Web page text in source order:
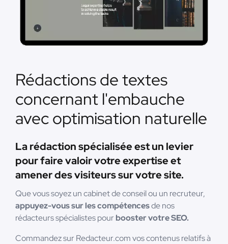
Rédactions de textes
concernant l'embauche
avec optimisation naturelle
La rédaction spécialisée est un levier
pour faire valoir votre expertise et
amener des visiteurs sur votre site.
Que vous soyez un cabinet de conseil ou un recruteur,
appuyez-vous sur les compétencesde nos
rédacteurs spécialistes pourbooster votre SEO.
Commandez sur Redacteur.com vos contenus relatifs à